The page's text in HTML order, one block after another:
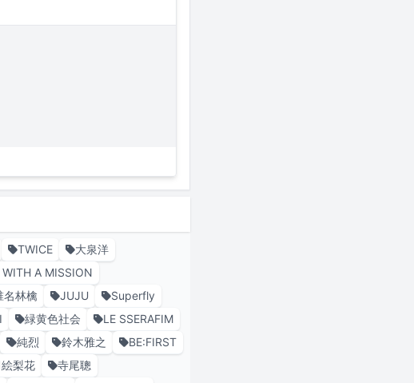
TWICE
大泉洋
A MISSION
名林檎 JUJU
Superfly
緑黄色社会
LE SSERAFIM
純烈 鈴木雅之
BE:FIRST
梨花
寺尾聰